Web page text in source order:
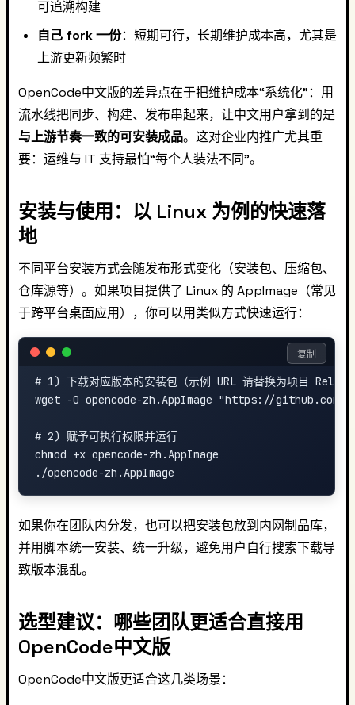
可追溯构建
自己 fork 一份：短期可行，长期维护成本高，尤其是
上游更新频繁时
OpenCode中文版的差异点在于把维护成本“系统化”：用
流水线把同步、构建、发布串起来，让中文用户拿到的是
与上游节奏一致的可安装成品。这对企业内推广尤其重
要：运维与 IT 支持最怕“每个人装法不同”。
安装与使用：以 Linux 为例的快速落
地
不同平台安装方式会随发布形式变化（安装包、压缩包、
仓库源等）。如果项目提供了 Linux 的 AppImage（常见
于跨平台桌面应用），你可以用类似方式快速运行：
# 1) 下载对应版本的安装包（示例 URL 请替换为项目
wget -O opencode-zh.AppImage "https://github.com/
# 2) 赋予可执行权限并运行
chmod +x opencode-zh.AppImage
复制
如果你在团队内分发，也可以把安装包放到内网制品库，
并用脚本统一安装、统一升级，避免用户自行搜索下载导
致版本混乱。
选型建议：哪些团队更适合直接用
OpenCode中文版
OpenCode中文版更适合这几类场景：